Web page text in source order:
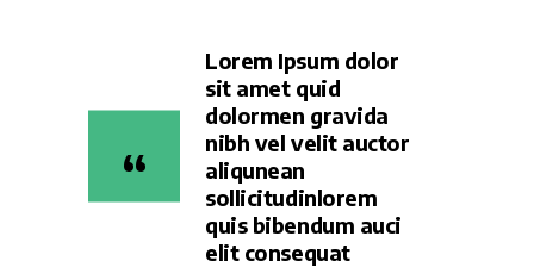
Lorem Ipsum dolor
sit amet quid
dolormen gravida
nibh vel velit auctor
aliqunean
sollicitudinlorem
quis bibendum auci
elit consequat